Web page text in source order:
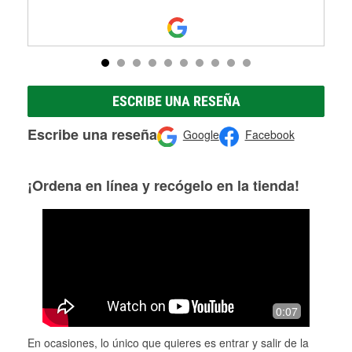
ESCRIBE UNA RESEÑA
Escribe una reseña Google Facebook
¡Ordena en línea y recógelo en la tienda!
0:07
En ocasiones, lo único que quieres es entrar y salir de la